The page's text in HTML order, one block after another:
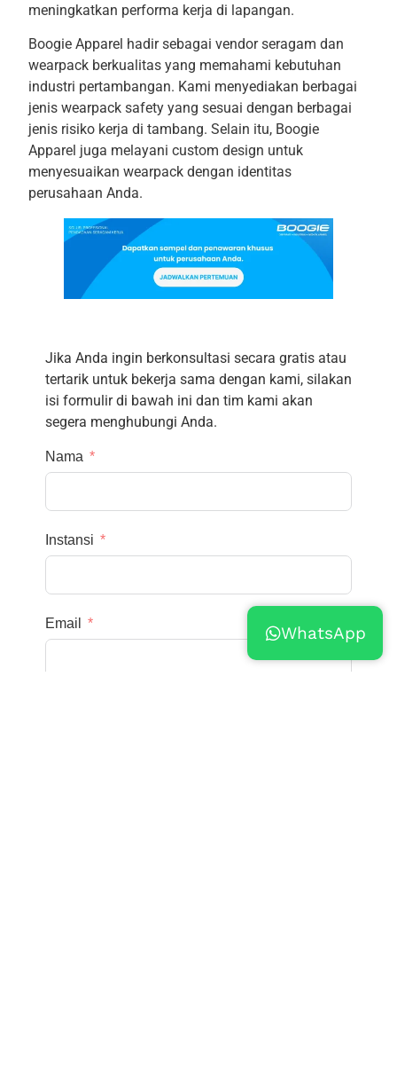
meningkatkan performa kerja di lapangan.
Boogie Apparel hadir sebagai vendor seragam dan
wearpack berkualitas yang memahami kebutuhan
industri pertambangan. Kami menyediakan berbagai
jenis wearpack safety yang sesuai dengan berbagai
jenis risiko kerja di tambang. Selain itu, Boogie
Apparel juga melayani custom design untuk
menyesuaikan wearpack dengan identitas
perusahaan Anda.
Jika Anda ingin berkonsultasi secara gratis atau
tertarik untuk bekerja sama dengan kami, silakan
isi formulir di bawah ini dan tim kami akan
segera menghubungi Anda.
Nama
Instansi
Email WhatsApp